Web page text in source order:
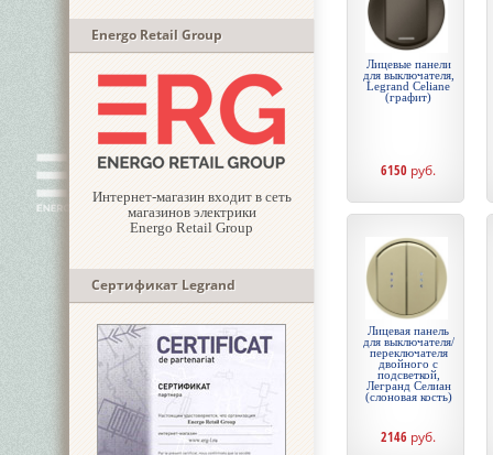
Energo Retail Group
Интернет-магазин входит в сеть
магазинов электрики
Energo Retail Group
Сертификат Legrand
Лицевые панели
для выключателя,
Legrand Celiane
(графит)
6150 руб.
Лицевая панель
для выключателя/
переключателя
двойного с
подсветкой,
Легранд Селиан
(слоновая кость)
2146 руб.